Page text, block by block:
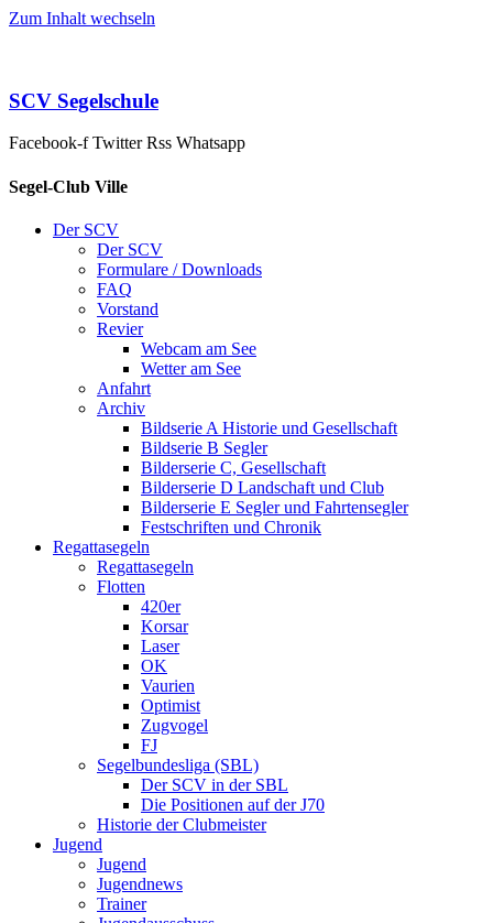
Zum Inhalt wechseln
SCV Segelschule
Facebook-f Twitter Rss Whatsapp
Segel-Club Ville
Der SCV
Der SCV
Formulare / Downloads
FAQ
Vorstand
Revier
Webcam am See
Wetter am See
Anfahrt
Archiv
Bildserie A Historie und Gesellschaft
Bildserie B Segler
Bilderserie C, Gesellschaft
Bilderserie D Landschaft und Club
Bilderserie E Segler und Fahrtensegler
Festschriften und Chronik
Regattasegeln
Regattasegeln
Flotten
420er
Korsar
Laser
OK
Vaurien
Optimist
Zugvogel
FJ
Segelbundesliga (SBL)
Der SCV in der SBL
Die Positionen auf der J70
Historie der Clubmeister
Jugend
Jugend
Jugendnews
Trainer